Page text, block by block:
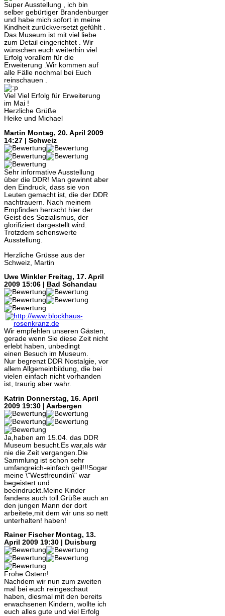
Super Ausstellung , ich bin
selber gebürtiger Brandenburger
und habe mich sofort in meine
Kindheit zurückversetzt gefühlt .
Das Museum ist mit viel liebe
zum Detail eingerichtet . Wir
wünschen euch weiterhin viel
Erfolg vorallem für die
Erweiterung .Wir kommen auf
alle Fälle nochmal bei Euch
reinschauen .
Viel Viel Erfolg für Erweiterung
im Mai !
Herzliche Grüße
Heike und Michael
Martin Montag, 20. April 2009
14:27 | Schweiz
Sehr informative Ausstellung
über die DDR! Man gewinnt aber
den Eindruck, dass sie von
Leuten gemacht ist, die der DDR
nachtrauern. Nach meinem
Empfinden herrscht hier der
Geist des Sozialismus, der
glorifiziert dargestellt wird.
Trotzdem sehenswerte
Ausstellung.
Herzliche Grüsse aus der
Schweiz, Martin
Uwe Winkler Freitag, 17. April
2009 15:06 | Bad Schandau
Wir empfehlen unseren Gästen,
gerade wenn Sie diese Zeit nicht
erlebt haben, unbedingt
einen Besuch im Museum.
Nur begrenzt DDR Nostalgie, vor
allem Allgemeinbildung, die bei
vielen einfach nicht vorhanden
ist, traurig aber wahr.
Katrin Donnerstag, 16. April
2009 19:30 | Aarbergen
Ja,haben am 15.04. das DDR
Museum besucht.Es war,als wär
nie die Zeit vergangen.Die
Sammlung ist schon sehr
umfangreich-einfach geil!!!Sogar
meine \"Westfreundin\" war
begeistert und
beeindruckt.Meine Kinder
fandens auch toll.Grüße auch an
den jungen Mann der dort
arbeitete,mit dem wir uns so nett
unterhalten! haben!
Rainer Fischer Montag, 13.
April 2009 19:30 | Duisburg
Frohe Ostern!
Nachdem wir nun zum zweiten
mal bei euch reingeschaut
haben, diesmal mit den bereits
erwachsenen Kindern, wollte ich
euch alles gute und viel Erfolg